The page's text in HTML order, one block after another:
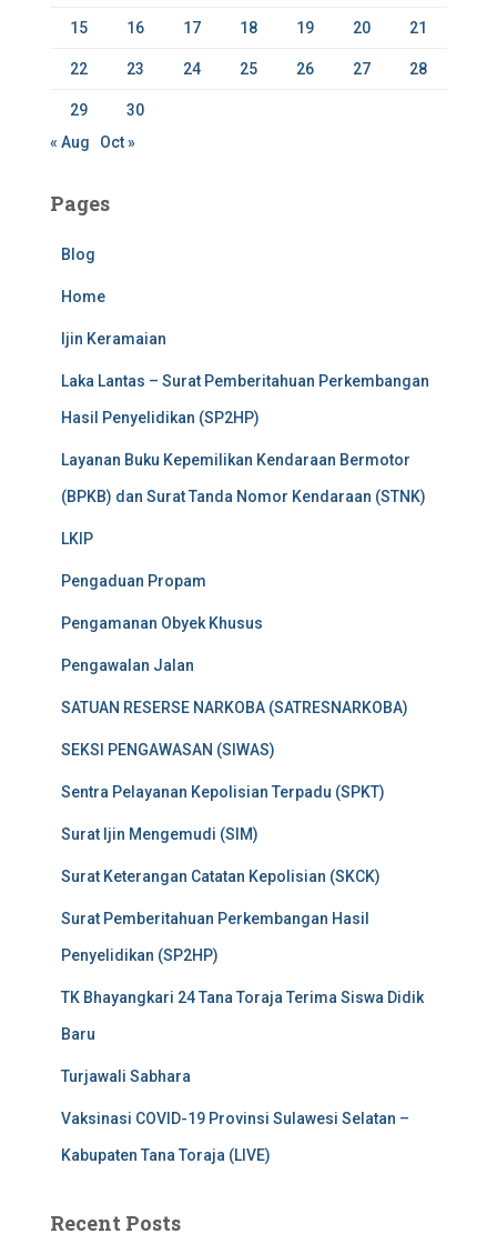
15 16 17 18 19 20 21
22 23 24 25 26 27 28
29
30
« Aug
Oct »
Pages
Blog
Home
Ijin Keramaian
Laka Lantas – Surat Pemberitahuan Perkembangan
Hasil Penyelidikan (SP2HP)
Layanan Buku Kepemilikan Kendaraan Bermotor
(BPKB) dan Surat Tanda Nomor Kendaraan (STNK)
LKIP
Pengaduan Propam
Pengamanan Obyek Khusus
Pengawalan Jalan
SATUAN RESERSE NARKOBA (SATRESNARKOBA)
SEKSI PENGAWASAN (SIWAS)
Sentra Pelayanan Kepolisian Terpadu (SPKT)
Surat Ijin Mengemudi (SIM)
Surat Keterangan Catatan Kepolisian (SKCK)
Surat Pemberitahuan Perkembangan Hasil
Penyelidikan (SP2HP)
TK Bhayangkari 24 Tana Toraja Terima Siswa Didik
Baru
Turjawali Sabhara
Vaksinasi COVID-19 Provinsi Sulawesi Selatan –
Kabupaten Tana Toraja (LIVE)
Recent Posts